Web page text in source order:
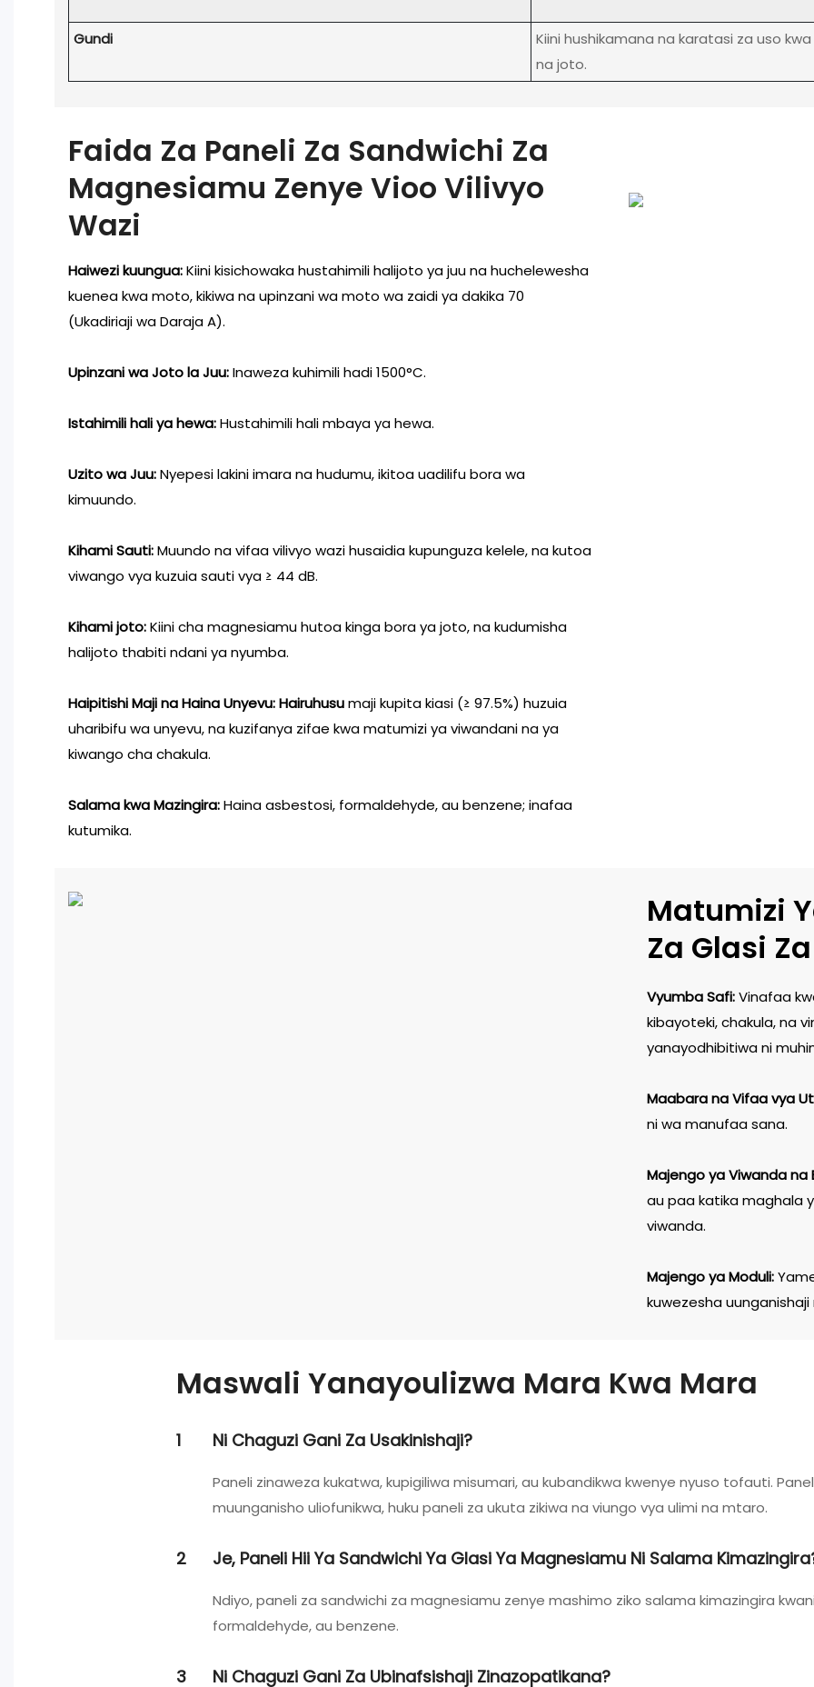
Gundi
Kiini hushikamana na karatasi za uso
na joto.
Faida Za Paneli Za Sandwichi Za
Magnesiamu Zenye Vioo Vilivyo
Wazi
Haiwezi kuungua:Kiini kisichowaka hustahimili halijoto ya juu na huchelewesha
kuenea kwa moto, kikiwa na upinzani wa moto wa zaidi ya dakika 70
(Ukadiriaji wa Daraja A).
Upinzani wa Joto la Juu:Inaweza kuhimili hadi 1500°C.
Istahimili hali ya hewa:Hustahimili hali mbaya ya hewa.
Uzito wa Juu:Nyepesi lakini imara na hudumu, ikitoa uadilifu bora wa
kimuundo.
Kihami Sauti:Muundo na vifaa vilivyo wazi husaidia kupunguza kelele, na kutoa
viwango vya kuzuia sauti vya ≥ 44 dB.
Kihami joto:Kiini cha magnesiamu hutoa kinga bora ya joto, na kudumisha
halijoto thabiti ndani ya nyumba.
Haipitishi Maji na Haina Unyevu: Hairuhusumaji kupita kiasi (≥ 97.5%) huzuia
uharibifu wa unyevu, na kuzifanya zifae kwa matumizi ya viwandani na ya
kiwango cha chakula.
Salama kwa Mazingira:Haina asbestosi, formaldehyde, au benzene; inafaa
kutumika.
Matumizi
Za Glasi
Vyumba Safi:Vinafaa
kibayoteki, chakula, na
yanayodhibitiwa ni
Maabara na Vifaa vya
ni wa manufaa sana.
Majengo ya Viwanda na
au paa katika maghala
viwanda.
Majengo ya Moduli:
kuwezesha
Maswali Yanayoulizwa Mara Kwa Mara
1 Ni Chaguzi Gani Za Usakinishaji?
Paneli zinaweza kukatwa, kupigiliwa misumari, au kubandikwa kwenye nyuso tofauti.
muunganisho uliofunikwa, huku paneli za ukuta zikiwa na viungo vya ulimi na mtaro.
2 Je, Paneli Hii Ya Sandwichi Ya Glasi Ya Magnesiamu Ni Salama
Ndiyo, paneli za sandwichi za magnesiamu zenye mashimo ziko salama kimazingira
formaldehyde, au benzene.
3 Ni Chaguzi Gani Za Ubinafsishaji Zinazopatikana?